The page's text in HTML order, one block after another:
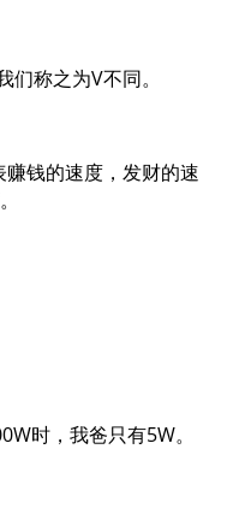
称之为V不同。
钱的速度，发财的速
时，我爸只有5W。